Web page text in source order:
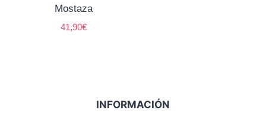
Mostaza
41,90€
INFORMACIÓN